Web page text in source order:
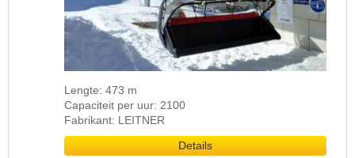
Lengte: 473 m
Capaciteit per uur: 2100
Fabrikant: LEITNER
Details